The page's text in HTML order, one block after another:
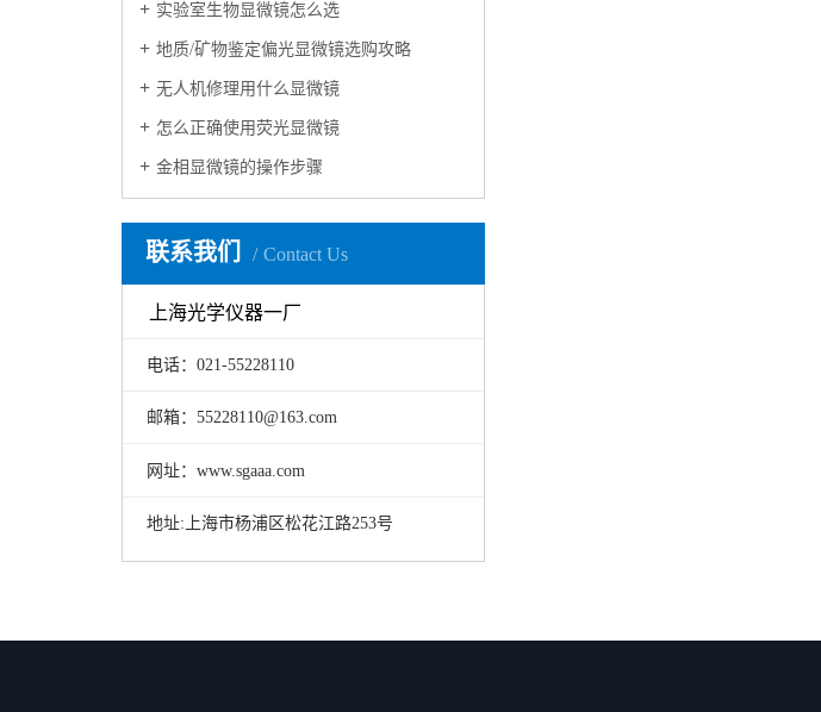
实验室生物显微镜怎么选
地质/矿物鉴定偏光显微镜选购攻略
无人机修理用什么显微镜
怎么正确使用荧光显微镜
金相显微镜的操作步骤
联系我们 Contact Us
上海光学仪器一厂
电话：021-55228110
邮箱：55228110@163.com
网址：www.sgaaa.com
地址:上海市杨浦区松花江路253号